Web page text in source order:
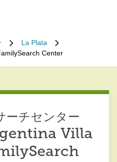
La Plata
Center
ーチセンター
Villa